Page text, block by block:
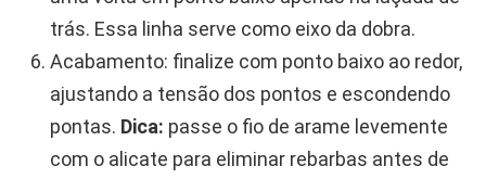
trás. Essa linha serve como eixo da dobra.
Acabamento: finalize com ponto baixo ao redor,
ajustando a tensão dos pontos e escondendo
pontas. Dica: passe o fio de arame levemente
com o alicate para eliminar rebarbas antes de